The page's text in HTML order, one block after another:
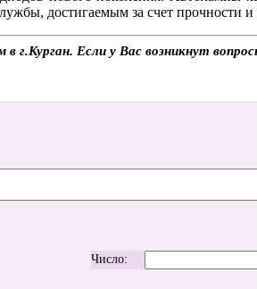
достигаемым за счет прочности и
г.Курган. Если у Вас возникнут
Число: